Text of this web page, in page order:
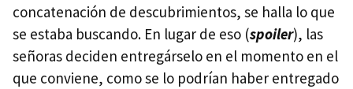
concatenación de descubrimientos, se halla lo que
se estaba buscando. En lugar de eso (spoiler), las
señoras deciden entregárselo en el momento en el
que conviene, como se lo podrían haber entregado